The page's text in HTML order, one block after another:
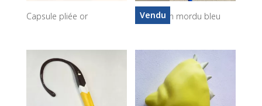
Capsule pliée or Vendu
Capuchon mordu bleu